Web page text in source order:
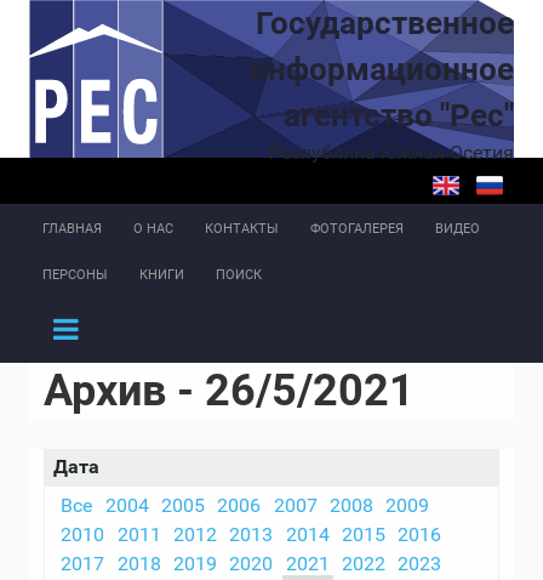
Перейти к основному содержаниюГосударственное
информационное
агентство "Рес"
Республика Южная Осетия
ГЛАВНАЯ О НАС КОНТАКТЫ ФОТОГАЛЕРЕЯ ВИДЕО
ПЕРСОНЫ КНИГИ ПОИСК
Архив - 26/5/2021
Дата
Все
2004 2005 2006 2007 2008
2009
2010
2011 2012 2013 2014 2015 2016
2017
2018 2019 2020 2021 2022 2023